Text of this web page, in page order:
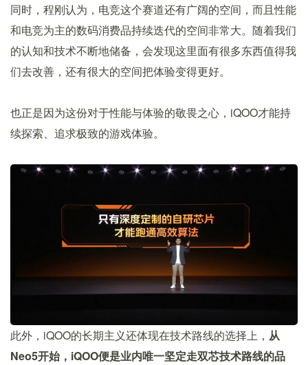
同时，程刚认为，电竞这个赛道还有广阔的空间，而且性能
和电竞为主的数码消费品持续迭代的空间非常大。随着我们
的认知和技术不断地储备，会发现这里面有很多东西值得我
们去改善，还有很大的空间把体验变得更好。
也正是因为这份对于性能与体验的敬畏之心，iQOO才能持
续探索、追求极致的游戏体验。
此外，iQOO的长期主义还体现在技术路线的选择上， 从
Neo5开始，iQOO便是业内唯一坚定走双芯技术路线的品